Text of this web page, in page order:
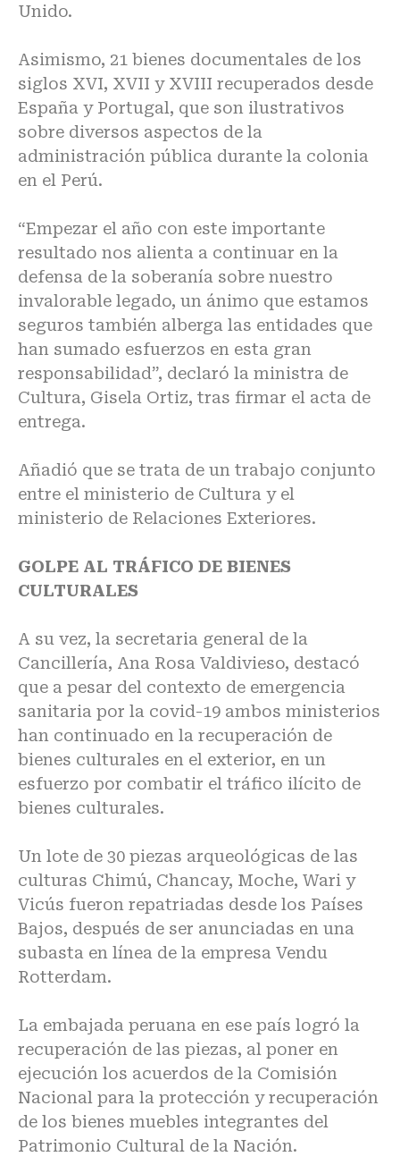
Unido.
Asimismo, 21 bienes documentales de los
siglos XVI, XVII y XVIII recuperados desde
España y Portugal, que son ilustrativos
sobre diversos aspectos de la
administración pública durante la colonia
en el Perú.
“Empezar el año con este importante
resultado nos alienta a continuar en la
defensa de la soberanía sobre nuestro
invalorable legado, un ánimo que estamos
seguros también alberga las entidades que
han sumado esfuerzos en esta gran
responsabilidad”, declaró la ministra de
Cultura, Gisela Ortiz, tras firmar el acta de
entrega.
Añadió que se trata de un trabajo conjunto
entre el ministerio de Cultura y el
ministerio de Relaciones Exteriores.
GOLPE AL TRÁFICO DE BIENES
CULTURALES
A su vez, la secretaria general de la
Cancillería, Ana Rosa Valdivieso, destacó
que a pesar del contexto de emergencia
sanitaria por la covid-19 ambos ministerios
han continuado en la recuperación de
bienes culturales en el exterior, en un
esfuerzo por combatir el tráfico ilícito de
bienes culturales.
Un lote de 30 piezas arqueológicas de las
culturas Chimú, Chancay, Moche, Wari y
Vicús fueron repatriadas desde los Países
Bajos, después de ser anunciadas en una
subasta en línea de la empresa Vendu
Rotterdam.
La embajada peruana en ese país logró la
recuperación de las piezas, al poner en
ejecución los acuerdos de la Comisión
Nacional para la protección y recuperación
de los bienes muebles integrantes del
Patrimonio Cultural de la Nación.